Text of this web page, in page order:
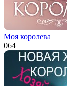
Моя королева
064